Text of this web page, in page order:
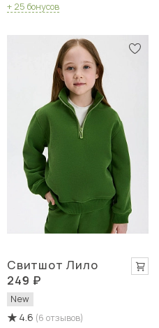
+ 25 бонусов
Быстрый просмотр
Свитшот Лило
249 ₽
New
4.6 (6 отзывов)